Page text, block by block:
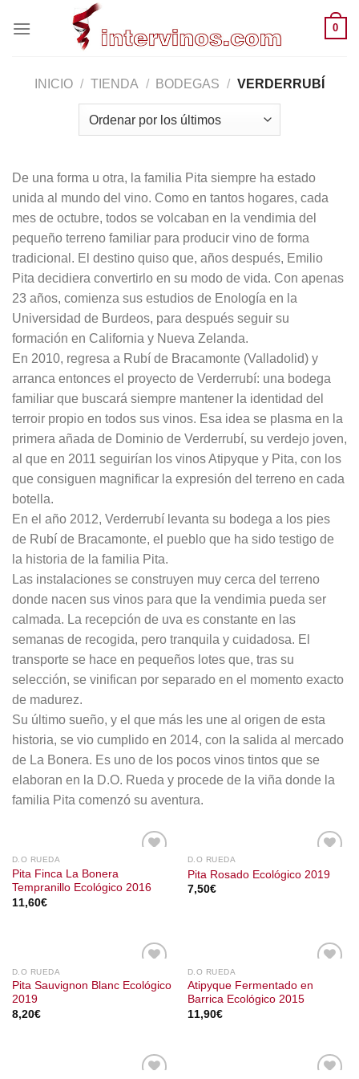
0
INICIO / TIENDA / BODEGAS / VERDERRUBÍ
De una forma u otra, la familia Pita siempre ha estado
unida al mundo del vino. Como en tantos hogares, cada
mes de octubre, todos se volcaban en la vendimia del
pequeño terreno familiar para producir vino de forma
tradicional. El destino quiso que, años después, Emilio
Pita decidiera convertirlo en su modo de vida. Con apenas
23 años, comienza sus estudios de Enología en la
Universidad de Burdeos, para después seguir su
formación en California y Nueva Zelanda.
En 2010, regresa a Rubí de Bracamonte (Valladolid) y
arranca entonces el proyecto de Verderrubí: una bodega
familiar que buscará siempre mantener la identidad del
terroir propio en todos sus vinos. Esa idea se plasma en la
primera añada de Dominio de Verderrubí, su verdejo joven,
al que en 2011 seguirían los vinos Atipyque y Pita, con los
que consiguen magnificar la expresión del terreno en cada
botella.
En el año 2012, Verderrubí levanta su bodega a los pies
de Rubí de Bracamonte, el pueblo que ha sido testigo de
la historia de la familia Pita.
Las instalaciones se construyen muy cerca del terreno
donde nacen sus vinos para que la vendimia pueda ser
calmada. La recepción de uva es constante en las
semanas de recogida, pero tranquila y cuidadosa. El
transporte se hace en pequeños lotes que, tras su
selección, se vinifican por separado en el momento exacto
de madurez.
Su último sueño, y el que más les une al origen de esta
historia, se vio cumplido en 2014, con la salida al mercado
de La Bonera. Es uno de los pocos vinos tintos que se
elaboran en la D.O. Rueda y procede de la viña donde la
familia Pita comenzó su aventura.
D.O RUEDA
Pita Finca La Bonera
Tempranillo Ecológico 2016
11,60€
D.O RUEDA
Pita Rosado Ecológico 2019
7,50€
D.O RUEDA
Pita Sauvignon Blanc Ecológico
2019
8,20€
D.O RUEDA
Atipyque Fermentado en
Barrica Ecológico 2015
11,90€